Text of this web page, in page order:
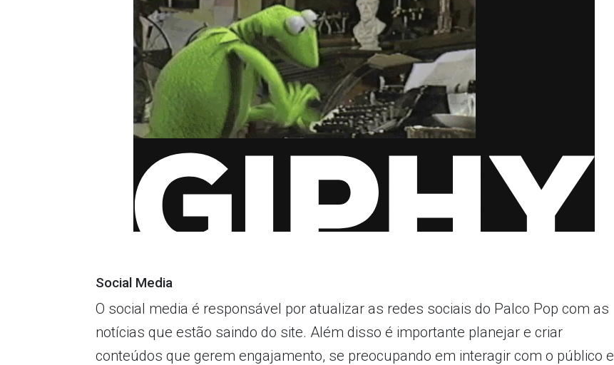
Social Media
O social media é responsável por atualizar as redes sociais do Palco Pop com as
notícias que estão saindo do site. Além disso é importante planejar e criar
conteúdos que gerem engajamento, se preocupando em interagir com o público e